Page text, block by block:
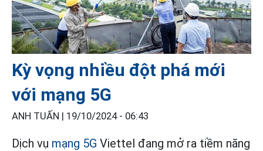
Kỳ vọng nhiều đột phá mới
với mạng 5G
ANH TUẤN | 19/10/2024 - 06:43
Dịch vụ mạng 5G Viettel đang mở ra tiềm năng